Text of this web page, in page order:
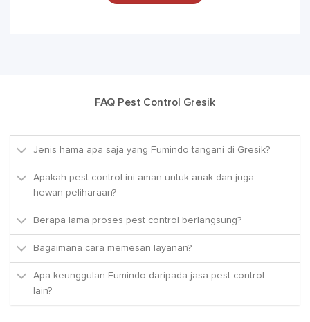
FAQ Pest Control Gresik
Jenis hama apa saja yang Fumindo tangani di Gresik?
Apakah pest control ini aman untuk anak dan juga
hewan peliharaan?
Berapa lama proses pest control berlangsung?
Bagaimana cara memesan layanan?
Apa keunggulan Fumindo daripada jasa pest control
lain?